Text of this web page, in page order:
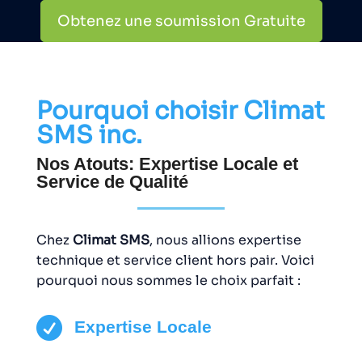
Obtenez une soumission Gratuite
Pourquoi choisir Climat
SMS inc.
Nos Atouts: Expertise Locale et
Service de Qualité
Chez Climat SMS, nous allions expertise
technique et service client hors pair. Voici
pourquoi nous sommes le choix parfait :

Expertise Locale